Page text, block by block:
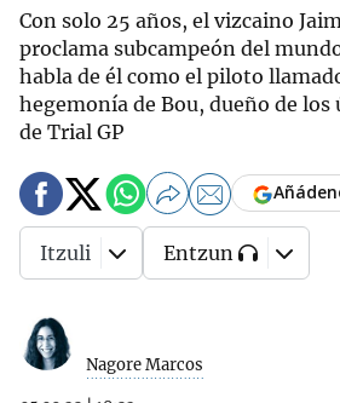
Con solo 25 años, el vizcaino
proclama subcampeón del
habla de él como el piloto
hegemonía de Bou, dueño de
de Trial GP
Nagore Marcos
Itzuli Entzun